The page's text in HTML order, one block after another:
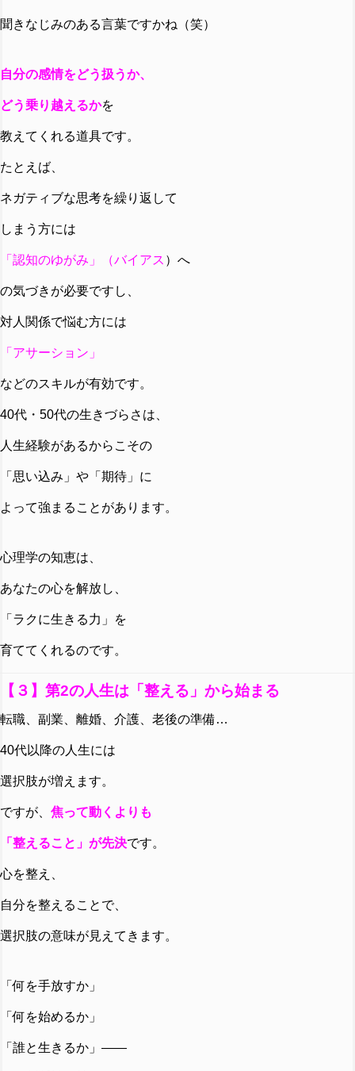
聞きなじみのある言葉ですかね（笑）
自分の感情をどう扱うか、
どう乗り越えるかを
教えてくれる道具です。
たとえば、
ネガティブな思考を繰り返して
しまう方には
「認知のゆがみ」（バイアス ）へ
の気づきが必要ですし、
対人関係で悩む方には
「アサーション」
などのスキルが有効です。
40代・50代の生きづらさは、
人生経験があるからこその
「思い込み」や「期待」に
よって強まることがあります。
心理学の知恵は、
あなたの心を解放し、
「ラクに生きる力」を
育ててくれるのです。
【３】第2の人生は「整える」から始まる
転職、副業、離婚、介護、老後の準備…
40代以降の人生には
選択肢が増えます。
ですが、 焦って動くよりも
「整えること」が先決です。
心を整え、
自分を整えることで、
選択肢の意味が見えてきます。
「何を手放すか」
「何を始めるか」
「誰と生きるか」――